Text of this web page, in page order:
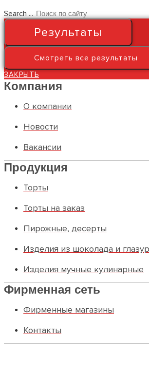
Search ...
Результаты
Смотреть все результаты
ЗАКРЫТЬ
Компания
О компании
Новости
Вакансии
Продукция
Торты
Торты на заказ
Пирожные, десерты
Изделия из шоколада и
Изделия мучные кулинарные
Фирменная сеть
Фирменные магазины
Контакты